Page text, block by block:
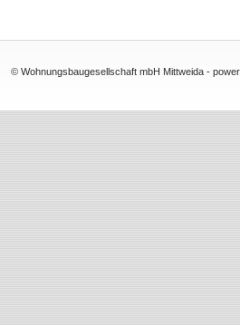
© Wohnungsbaugesellschaft mbH Mittweida -